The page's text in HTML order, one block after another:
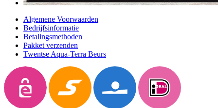
Algemene Voorwaarden
Bedrijfsinformatie
Betalingsmethoden
Pakket verzenden
Twentse Aqua-Terra Beurs